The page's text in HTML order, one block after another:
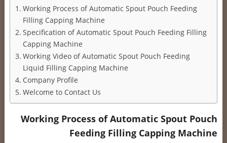
Working Process of Automatic Spout Pouch Feeding
Filling Capping Machine
Specification of Automatic Spout Pouch Feeding Filling
Capping Machine
Working Video of Automatic Spout Pouch Feeding
Liquid Filling Capping Machine
Company Profile
Welcome to Contact Us
Working Process of Automatic Spout Pouch
Feeding Filling Capping Machine